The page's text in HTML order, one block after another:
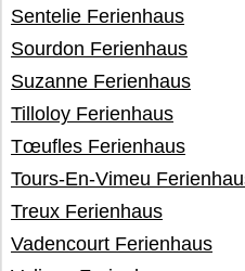
Sentelie Ferienhaus
Sourdon Ferienhaus
Suzanne Ferienhaus
Tilloloy Ferienhaus
Tœufles Ferienhaus
Tours-En-Vimeu
Treux Ferienhaus
Vadencourt Ferienhaus